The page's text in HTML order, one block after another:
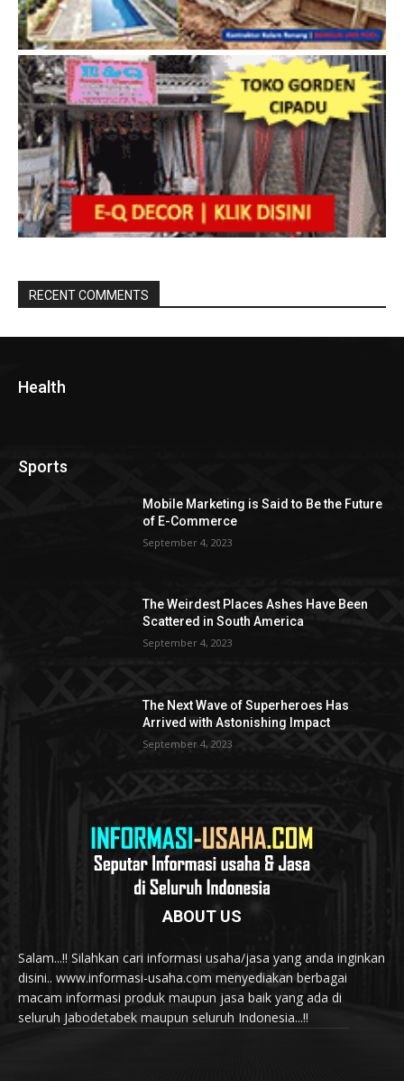
RECENT COMMENTS
Health
Sports
Mobile Marketing is Said to Be the Future
of E-Commerce
September 4, 2023
The Weirdest Places Ashes Have Been
Scattered in South America
September 4, 2023
The Next Wave of Superheroes Has
Arrived with Astonishing Impact
September 4, 2023
ABOUT US
Salam...!! Silahkan cari informasi usaha/jasa yang anda inginkan
disini.. www.informasi-usaha.com menyediakan berbagai
macam informasi produk maupun jasa baik yang ada di
seluruh Jabodetabek maupun seluruh Indonesia...!!